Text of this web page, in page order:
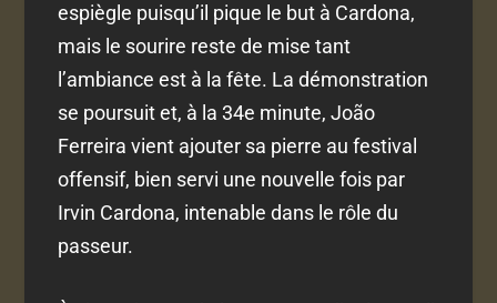
espiègle puisqu’il pique le but à Cardona,
mais le sourire reste de mise tant
l’ambiance est à la fête. La démonstration
se poursuit et, à la 34e minute, João
Ferreira vient ajouter sa pierre au festival
offensif, bien servi une nouvelle fois par
Irvin Cardona, intenable dans le rôle du
passeur.